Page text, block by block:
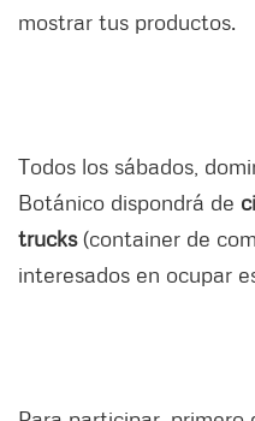
mostrar tus productos.
Todos los sábados,
Botánico dispondrá de
trucks(container de
interesados en ocupar